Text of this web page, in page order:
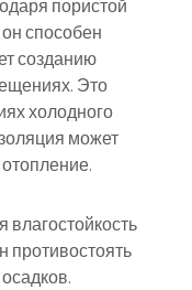
пористой
способен
созданию
Это
холодного
может
противостоять